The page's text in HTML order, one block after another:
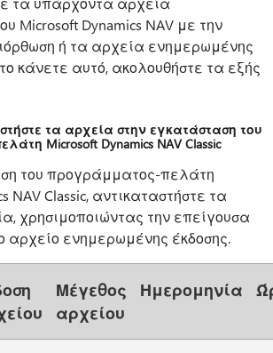
Microsoft Dynamics NAV με την
ή τα αρχεία ενημερωμένης
κάνετε αυτό, ακολουθήστε τα εξής
τα αρχεία στην εγκατάσταση του
Microsoft Dynamics NAV Classic
του προγράμματος-πελάτη
NAV Classic, αντικαταστήστε τα
χρησιμοποιώντας την επείγουσα
αρχείο ενημερωμένης έκδοσης.
Μέγεθος
αρχείου
Ημερομηνία